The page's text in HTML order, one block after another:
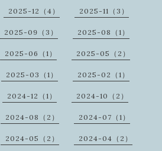
2025-12（4） 2025-11（3）
2025-09（3） 2025-08（1）
2025-06（1） 2025-05（2）
2025-03（1） 2025-02（1）
2024-12（1） 2024-10（2）
2024-08（2） 2024-07（1）
2024-05（2） 2024-04（2）